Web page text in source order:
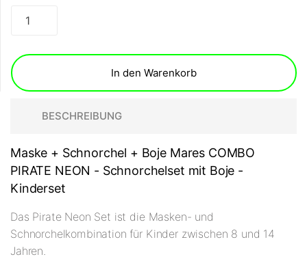
In den Warenkorb
BESCHREIBUNG
Maske + Schnorchel + Boje Mares COMBO
PIRATE NEON - Schnorchelset mit Boje -
Kinderset
Das Pirate Neon Set ist die Masken- und
Schnorchelkombination für Kinder zwischen 8 und 14
Jahren.